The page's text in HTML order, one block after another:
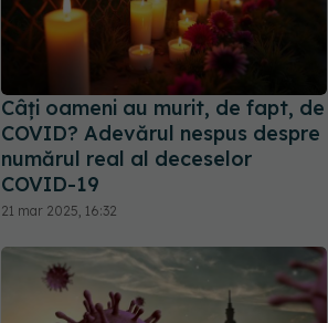
Câți oameni au murit, de fapt, de
COVID? Adevărul nespus despre
numărul real al deceselor
COVID-19
21 mar 2025, 16:32